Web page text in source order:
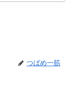
つばめ一筋